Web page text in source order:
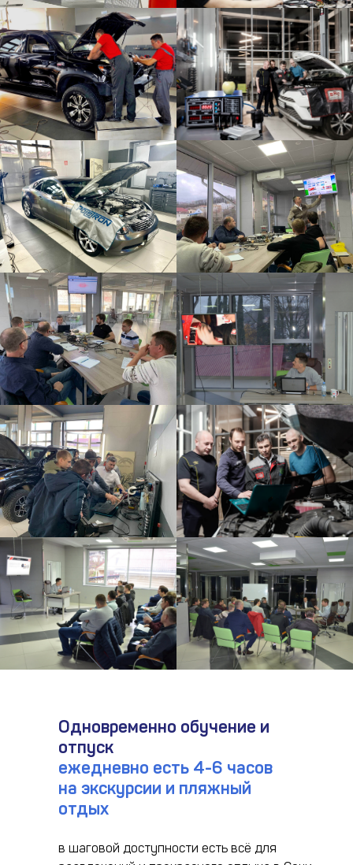
Одновременно обучение и
отпуск
ежедневно есть 4-6 часов
на экскурсии и пляжный
отдых
в шаговой доступности есть всё для